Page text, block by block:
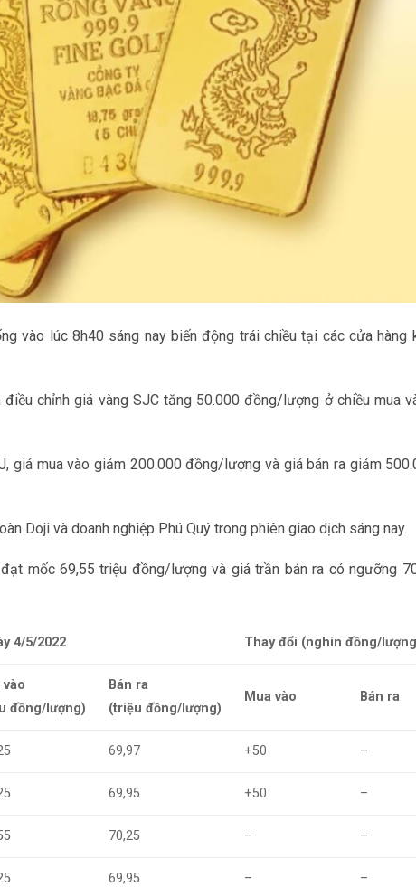
vào lúc 8h40 sáng nay biến động trái chiều tại các cửa hàng
chỉnh giá vàng SJC tăng 50.000 đồng/lượng ở chiều mua
giá mua vào giảm 200.000 đồng/lượng và giá bán ra giảm
Doji và doanh nghiệp Phú Quý trong phiên giao dịch sáng nay.
mốc 69,55 triệu đồng/lượng và giá trần bán ra có ngưỡng
4/5/2022 Thay đổi (nghìn đồng/
vào
đồng/lượng)
Bán ra
(triệu đồng/lượng)
Mua vào Bán ra
69,97 +50 –
69,95 +50 –
70,25 – –
69,95 – –